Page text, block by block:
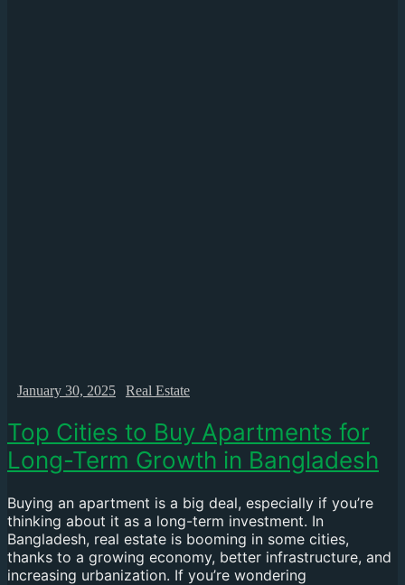
January 30, 2025 Real Estate
Top Cities to Buy Apartments for
Long-Term Growth in Bangladesh
Buying an apartment is a big deal, especially if you’re
thinking about it as a long-term investment. In
Bangladesh, real estate is booming in some cities,
thanks to a growing economy, better infrastructure, and
increasing urbanization. If you’re wondering